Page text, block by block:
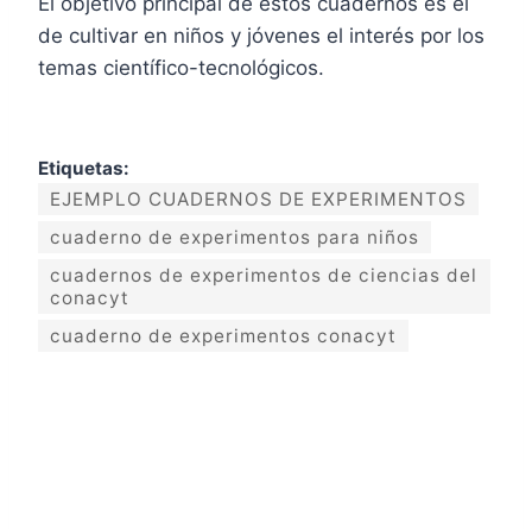
de cultivar en niños y jóvenes el interés por los
temas científico-tecnológicos.
Etiquetas:
EJEMPLO CUADERNOS DE EXPERIMENTOS
cuaderno de experimentos para niños
cuadernos de experimentos de ciencias del
conacyt
cuaderno de experimentos conacyt